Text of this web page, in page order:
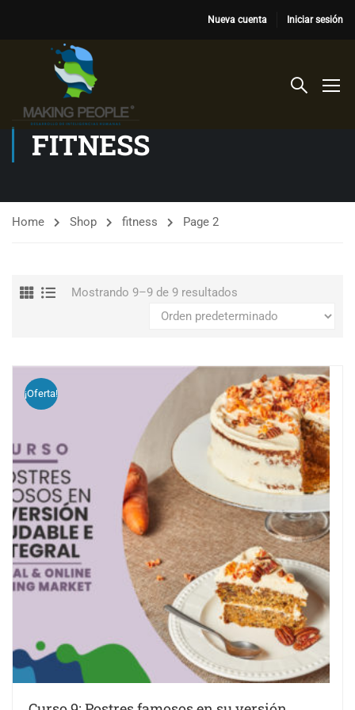
Nueva cuenta Iniciar sesión
FITNESS
Home Shop fitness Page 2
Mostrando 9–9 de 9 resultados
¡Oferta!